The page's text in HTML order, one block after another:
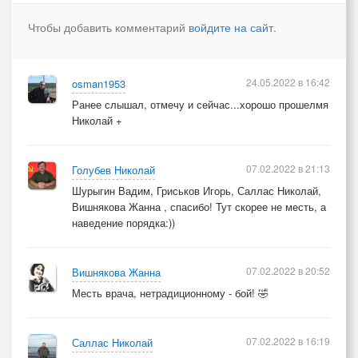
Щипцы, те которыми давеча зубы
У туберкулезного рвал.
Чуть морщился, слушая хруст,
Внедрялись коварные палочки Коха
В районы и десен, и уст.
Чахотку привил, прямо смак!
Год, два, и польется кровавая пена,
Езжай, дорогуша, хоть в Варну, хоть в Рио,
Чтобы добавить комментарий войдите на сайт.
osman1953
Ранее слышал, отмечу и сейчас...хорошо прошелмя
Николай +
24.05.2022 в 16:42
Голубев Николай
Шурыгин Вадим, Гриськов Игорь, Саллас Николай,
Вишнякова Жанна , спасибо! Тут скорее не месть, а
наведение порядка:))
07.02.2022 в 21:13
Вишнякова Жанна
Месть врача, нетрадиционному - бой! 🤣
07.02.2022 в 20:52
Саллас Николай
07.02.2022 в 16:19